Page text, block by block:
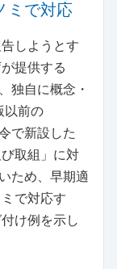
ミで対応
しようとす
提供する
独自に概念・
以前の
で新設した
取組」に対
ため、早期適
で対応す
け例を示し